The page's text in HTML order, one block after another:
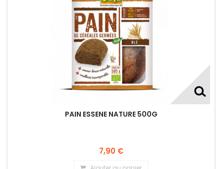
PAIN ESSENE NATURE 500G
7,90 €